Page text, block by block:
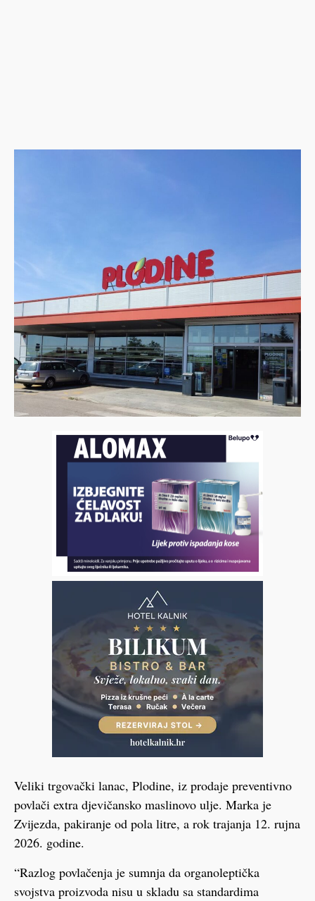
Veliki trgovački lanac, Plodine, iz prodaje preventivno
povlači extra djevičansko maslinovo ulje. Marka je
Zvijezda, pakiranje od pola litre, a rok trajanja 12. rujna
2026. godine.
“Razlog povlačenja je sumnja da organoleptička
svojstva proizvoda nisu u skladu sa standardima